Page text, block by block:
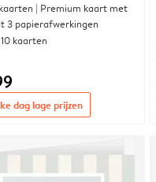
| Premium kaart met
3 papierafwerkingen
kaarten
dag lage prijzen